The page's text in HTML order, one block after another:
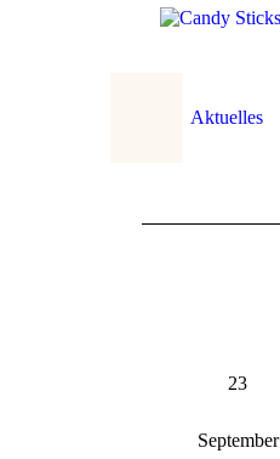
Aktuelles
23
September